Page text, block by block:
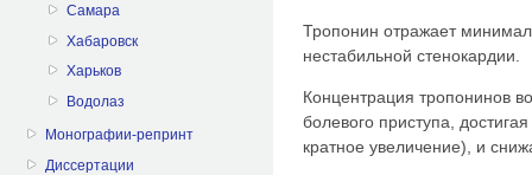
Самара
Хабаровск
Харьков
Водолаз
Монографии-репринт
Диссертации
Тропонин отражает
нестабильной стенокардии.
Концентрация тропонинов
болевого приступа,
кратное увеличение), и